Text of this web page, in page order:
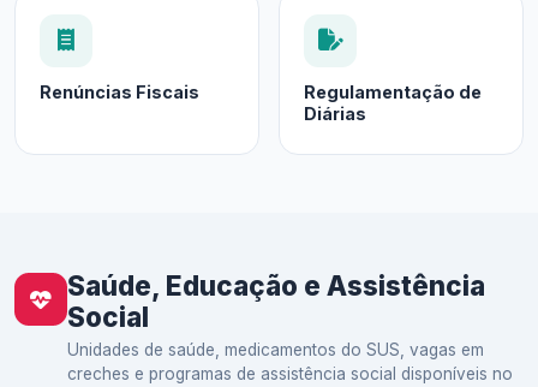
Renúncias Fiscais
Regulamentação de
Diárias
Saúde, Educação e Assistência
Social
Unidades de saúde, medicamentos do SUS, vagas em
creches e programas de assistência social disponíveis no